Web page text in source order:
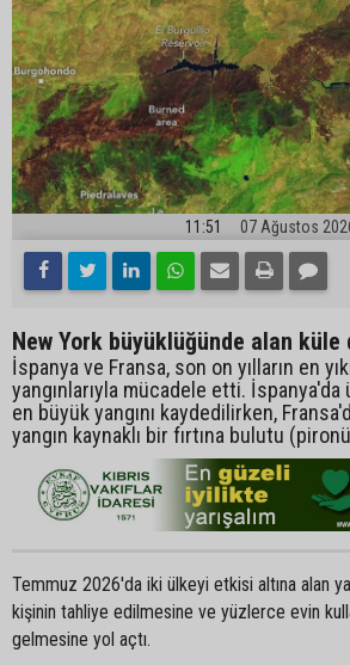
11:51 07 Ağustos
New York büyüklüğünde alan küle
İspanya ve Fransa, son on yılların en
yangınlarıyla mücadele etti.
en büyük yangını kaydedilirken,
yangın kaynaklı bir fırtına bulutu
Temmuz 2026'da iki ülkeyi etkisi altına alan
kişinin tahliye edilmesine ve yüzlerce evin
gelmesine yol açtı.